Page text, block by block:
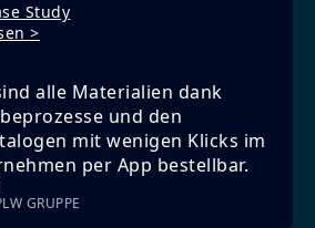
Study
>
alle Materialien dank
und den
mit wenigen Klicks im
per App bestellbar.
GRUPPE